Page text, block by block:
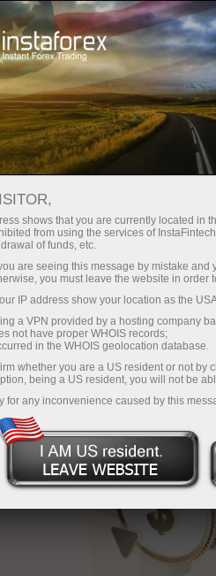
通过InstaForex获得
点差和手续费，以及
易的优惠条件
时可获得高达30%的奖
其他促销活动和优惠
赛道速度与交易速度
观。Ales Loprais将刺
最低
每笔存款
30%奖金
交易速度
与赛道速度
您的专属礼物大奖
充值$333—选择价值高达
无风险交易—
我们保证您的利润
最高X1000奖金—市
shows that you are currently located in
from using the services of
of funds, etc.
are seeing this message by mistake
you must leave the website in order
IP address show your location as the
a VPN provided by a hosting company
not have proper WHOIS records;
in the WHOIS geolocation database.
whether you are a US resident or not by
being a US resident, you will not be
for any inconvenience caused by this